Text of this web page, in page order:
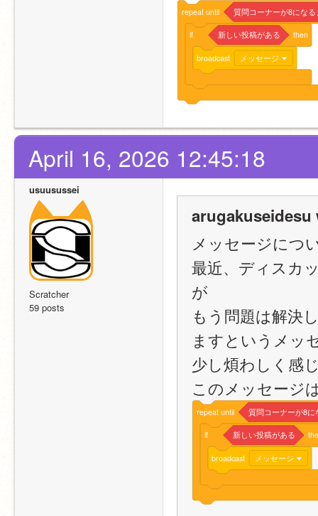
repeat until 質問コーナーが8にな
if 新しい投稿がある then
broadcast メッセージ
April 16, 2026 12:45:18
usuusussei
Scratcher
59 posts
arugakuseidesu
メッセージにつ
最近、ディスカ
が
もう問題は解決
ますというメッ
少し煩わしく感
このメッセージ
repeat until 質問コーナーが8に
if 新しい投稿がある
broadcast メッセージ